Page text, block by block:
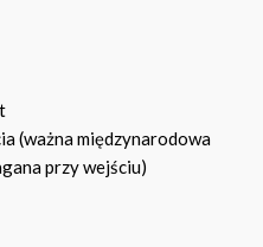
(ważna międzynarodowa
przy wejściu)